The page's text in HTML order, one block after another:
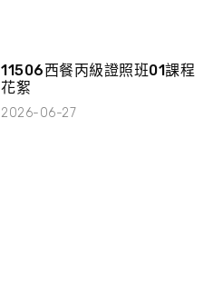
11506西餐丙級證照班01課程
花絮
2026-06-27